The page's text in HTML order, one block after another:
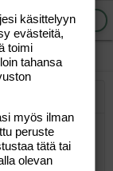
Vastaa
spoiler
käsittelyyn
evästeitä,
toimi
tahansa
myös ilman
peruste
tätä tai
olevan